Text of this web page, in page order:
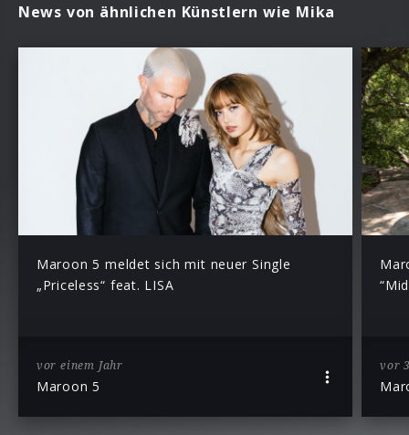
News von ähnlichen Künstlern wie Mika
Maroon 5 meldet sich mit neuer Single
„Priceless“ feat. LISA
vor einem Jahr
Maroon 5
vor